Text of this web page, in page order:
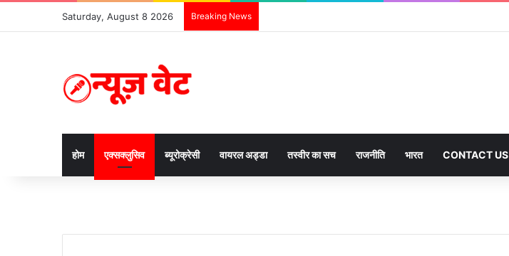
Saturday, August 8 2026 Breaking News
होम एक्सक्लुसिव ब्यूरोक्रेसी वायरल अड्डा तस्वीर का सच राजनीति भारत CONTACT US